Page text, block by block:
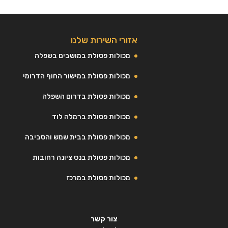
אזורי השירות שלנו
מכולות פסולת במושבים בשפלה
מכולות פסולת במישור החוף הדרומי
מכולות פסולת בדרום השפלה
מכולות פסולת ברמלה לוד
מכולות פסולת בבית שמש והסביבה
מכולות פסולת בנס ציונה רחובות
מכולות פסולת במרכז
צור קשר